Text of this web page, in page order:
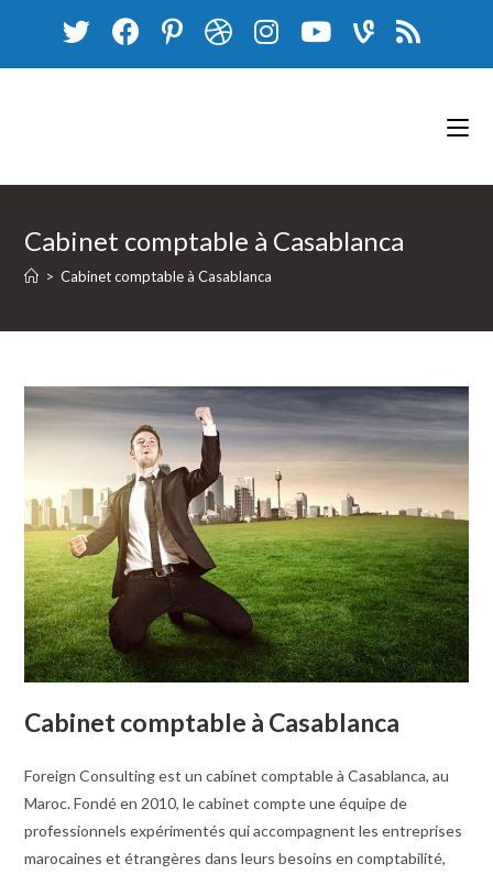
content
Cabinet comptable à Casablanca
> Cabinet comptable à Casablanca
Cabinet comptable à Casablanca
Foreign Consulting est un cabinet comptable à Casablanca, au
Maroc. Fondé en 2010, le cabinet compte une équipe de
professionnels expérimentés qui accompagnent les entreprises
marocaines et étrangères dans leurs besoins en comptabilité,